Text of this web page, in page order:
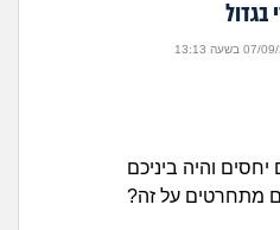
עצות חדשות
מתחם הטיפים
והיה ביניכם
מתחרטים על זה?